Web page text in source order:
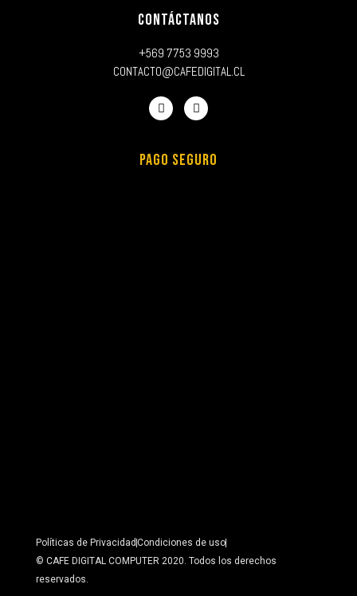
CONTÁCTANOS
+569 7753 9993
CONTACTO@CAFEDIGITAL.CL
PAGO SEGURO
Políticas de Privacidad Condiciones de uso
© CAFE DIGITAL COMPUTER 2020. Todos los derechos
reservados.